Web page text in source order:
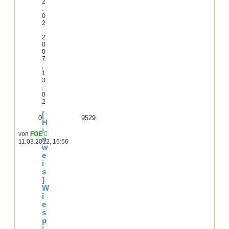
0
2
2
0
0
7
1
3
:
0
2
[
H
i
n
w
e
i
s
]
W
i
e
s
p
0 9529
vonFOE
11.03.2012, 16:56